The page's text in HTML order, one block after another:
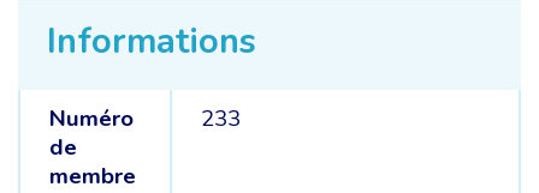
Informations
Numéro
de
membre
233